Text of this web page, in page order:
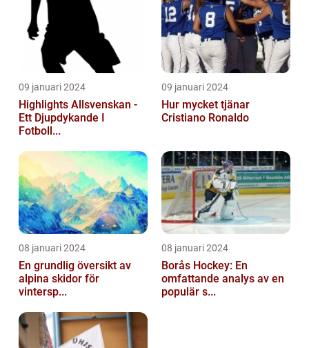
09 januari 2024
Highlights Allsvenskan -
Ett Djupdykande I
Fotboll...
09 januari 2024
Hur mycket tjänar
Cristiano Ronaldo
08 januari 2024
En grundlig översikt av
alpina skidor för
vintersp...
08 januari 2024
Borås Hockey: En
omfattande analys av en
populär s...